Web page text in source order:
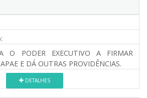
O PODER EXECUTIVO A FIRMAR
E DÁ OUTRAS PROVIDÊNCIAS.
DETALHES